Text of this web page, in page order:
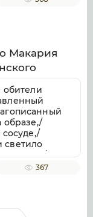
Макария
образе,/
светило
Макарие,/
разрешай
367